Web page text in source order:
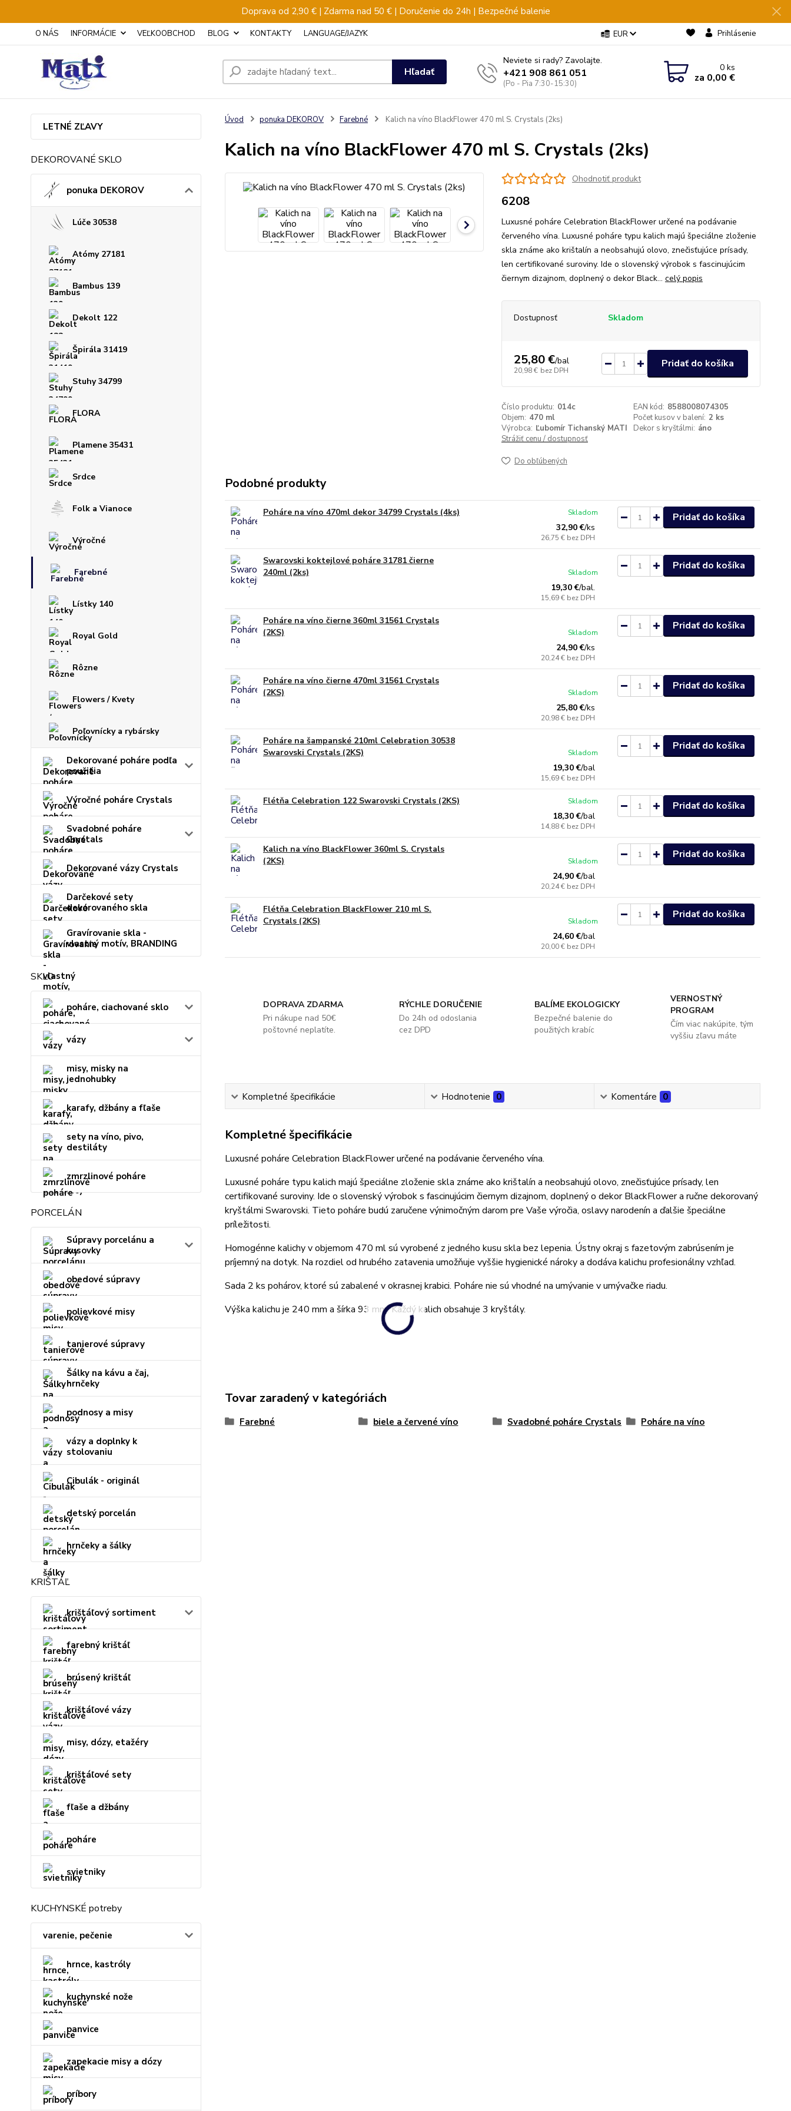
Doprava od 2,90 € | Zdarma nad 50 € | Doručenie do 24h | Bezpečné balenie
O NÁS INFORMÁCIE VEĽKOOBCHOD BLOG KONTAKTY LANGUAGE/JAZYK EUR Prihlásenie
Hľadať
Neviete si rady? Zavolajte.
+421 908 861 051
(Po - Pia 7:30-15:30)
0ks
za 0,00 €
LETNÉ ZĽAVY
DEKOROVANÉ SKLO
ponuka DEKOROV
Lúče 30538
Atómy 27181
Bambus 139
Dekolt 122
Špirála 31419
Stuhy 34799
FLORA
Plamene 35431
Srdce
Folk a Vianoce
Výročné
Farebné
Lístky 140
Royal Gold
Rôzne
Flowers / Kvety
Poľovnícky a rybársky
Dekorované poháre podľa
použitia
Výročné poháre Crystals
Svadobné poháre
Crystals
Dekorované vázy Crystals
Darčekové sety
dekorovaného skla
Gravírovanie skla -
vlastný motív, BRANDING
SKLO
poháre, ciachované sklo
vázy
misy, misky na
jednohubky
karafy, džbány a fľaše
sety na víno, pivo,
destiláty
zmrzlinové poháre
PORCELÁN
Súpravy porcelánu a
kusovky
obedové súpravy
polievkové misy
tanierové súpravy
Šálky na kávu a čaj,
hrnčeky
podnosy a misy
vázy a doplnky k
stolovaniu
Cibulák - originál
detský porcelán
hrnčeky a šálky
KRIŠTÁĽ
krištáľový sortiment
farebný krištáľ
brúsený krištáľ
krištáľové vázy
misy, dózy, etažéry
krištáľové sety
fľaše a džbány
poháre
svietniky
KUCHYNSKÉ potreby
varenie, pečenie
hrnce, kastróly
kuchynské nože
panvice
zapekacie misy a dózy
príbory
Úvod ponuka DEKOROV Farebné Kalich na víno BlackFlower 470 ml S. Crystals (2ks)
Kalich na víno BlackFlower 470 ml S. Crystals (2ks)
Ohodnotiť produkt
6208
Luxusné poháre Celebration BlackFlower určené na podávanie
červeného vína. Luxusné poháre typu kalich majú špeciálne zloženie
skla známe ako krištalín a neobsahujú olovo, znečisťujúce prísady,
len certifikované suroviny. Ide o slovenský výrobok s fascinujúcim
čiernym dizajnom, doplnený o dekor Black... celý popis
Dostupnosť Skladom
25,80 €/bal
20,98 € bez DPH
Pridať do košíka
Číslo produktu: 014c EAN kód: 8588008074305
Objem: 470 ml Počet kusov v balení: 2 ks
Výrobca: Ľubomír Tichanský MATI Dekor s kryštálmi: áno
Strážiť cenu / dostupnosť
Do obľúbených
Podobné produkty
Poháre na víno 470ml dekor 34799 Crystals (4ks)
32,90 €/ks
26,75 € bez DPH
Skladom Pridať do košíka
Swarovski koktejlové poháre 31781 čierne
240ml (2ks)
19,30 €/bal.
15,69 € bez DPH
Skladom
Pridať do košíka
Poháre na víno čierne 360ml 31561 Crystals
(2KS)
24,90 €/ks
20,24 € bez DPH
Skladom
Pridať do košíka
Poháre na víno čierne 470ml 31561 Crystals
(2KS)
25,80 €/ks
20,98 € bez DPH
Skladom
Pridať do košíka
Poháre na šampanské 210ml Celebration 30538
Swarovski Crystals (2KS)
19,30 €/bal
15,69 € bez DPH
Skladom
Pridať do košíka
Flétňa Celebration 122 Swarovski Crystals (2KS)
18,30 €/bal
14,88 € bez DPH
Skladom Pridať do košíka
Kalich na víno BlackFlower 360ml S. Crystals
(2KS)
24,90 €/bal
20,24 € bez DPH
Skladom
Pridať do košíka
Flétňa Celebration BlackFlower 210 ml S.
Crystals (2KS)
24,60 €/bal
20,00 € bez DPH
Skladom
Pridať do košíka
DOPRAVA ZDARMA
Pri nákupe nad 50€
poštovné neplatíte.
RÝCHLE DORUČENIE
Do 24h od odoslania
cez DPD
BALÍME EKOLOGICKY
Bezpečné balenie do
použitých krabíc
VERNOSTNÝ
PROGRAM
Čím viac nakúpite, tým
vyššiu zľavu máte
Kompletné špecifikácie Hodnotenie 0 Komentáre 0
Kompletné špecifikácie
Luxusné poháre Celebration BlackFlower určené na podávanie červeného vína.
Luxusné poháre typu kalich majú špeciálne zloženie skla známe ako krištalín a neobsahujú olovo, znečisťujúce prísady, len
certifikované suroviny. Ide o slovenský výrobok s fascinujúcim čiernym dizajnom, doplnený o dekor BlackFlower a ručne dekorovaný
kryštálmi Swarovski. Tieto poháre budú zaručene výnimočným darom pre Vaše výročia, oslavy narodenín a ďalšie špeciálne
príležitosti.
Homogénne kalichy v objemom 470 ml sú vyrobené z jedného kusu skla bez lepenia. Ústny okraj s fazetovým zabrúsením je
príjemný na dotyk. Na rozdiel od hrubého zatavenia umožňuje vyššie hygienické nároky a dodáva kalichu profesionálny vzhľad.
Sada 2 ks pohárov, ktoré sú zabalené v okrasnej krabici. Poháre nie sú vhodné na umývanie v umývačke riadu.
Výška kalichu je 240 mm a šírka 93 mm. Každý kalich obsahuje 3 kryštály.
Tovar zaradený v kategóriách
Farebné biele a červené víno Svadobné poháre Crystals Poháre na víno